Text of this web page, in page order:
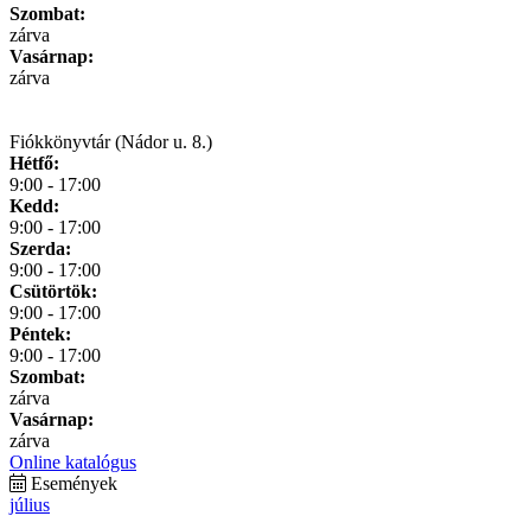
Szombat:
zárva
Vasárnap:
zárva
Fiókkönyvtár (Nádor u. 8.)
Hétfő:
9:00 - 17:00
Kedd:
9:00 - 17:00
Szerda:
9:00 - 17:00
Csütörtök:
9:00 - 17:00
Péntek:
9:00 - 17:00
Szombat:
zárva
Vasárnap:
zárva
Online katalógus
Események
július